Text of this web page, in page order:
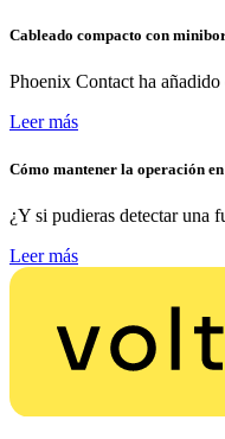
Cableado compacto con
Phoenix Contact ha añadido
Leer más
Cómo mantener la operación
¿Y si pudieras detectar una
Leer más